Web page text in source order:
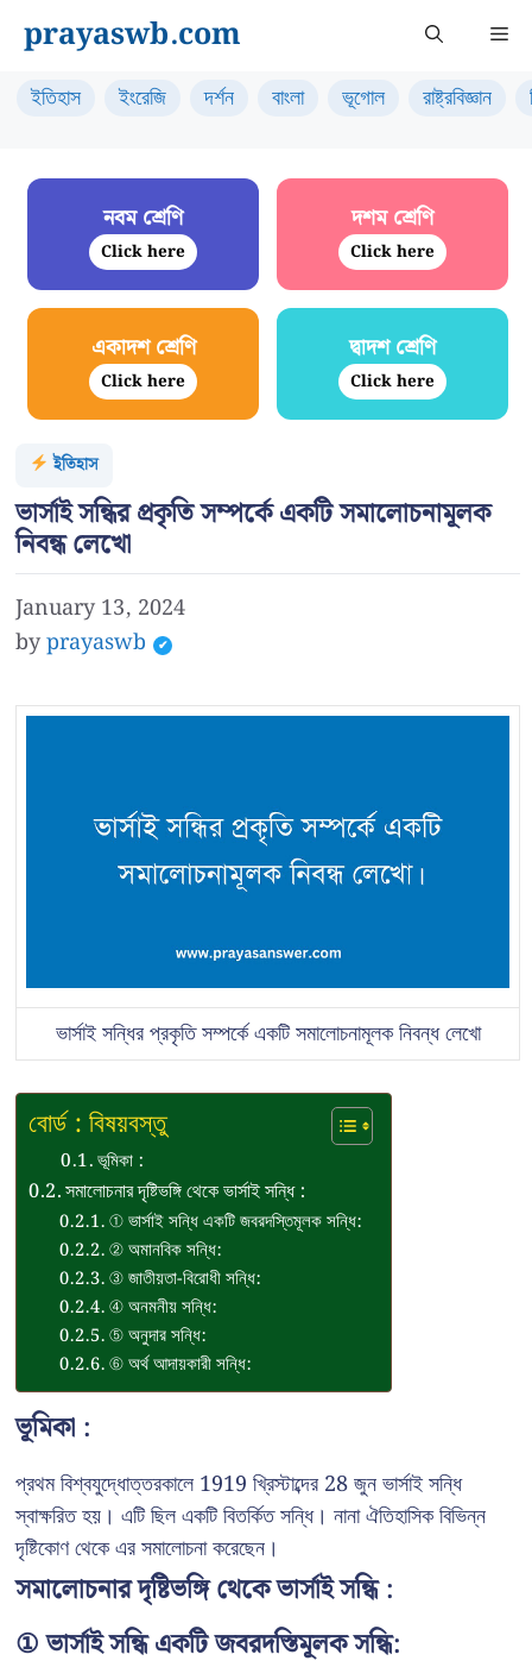
content
prayaswb.com
ইতিহাস ইংরেজি দর্শন বাংলা ভূগোল রাষ্ট্রবিজ্ঞান
নবম শ্রেণি
Click here
দশম শ্রেণি
Click here
একাদশ শ্রেণি
Click here
দ্বাদশ শ্রেণি
Click here
ইতিহাস
ভার্সাই সন্ধির প্রকৃতি সম্পর্কে একটি সমালোচনামূলক
নিবন্ধ লেখো
January 13, 2024
byprayaswb
ভার্সাই সন্ধির প্রকৃতি সম্পর্কে একটি সমালোচনামূলক নিবন্ধ লেখো
বোর্ড : বিষয়বস্তু
ভূমিকা :
সমালোচনার দৃষ্টিভঙ্গি থেকে ভার্সাই সন্ধি :
① ভার্সাই সন্ধি একটি জবরদস্তিমূলক সন্ধি:
② অমানবিক সন্ধি:
③ জাতীয়তা-বিরোধী সন্ধি:
④ অনমনীয় সন্ধি:
⑤ অনুদার সন্ধি:
⑥ অর্থ আদায়কারী সন্ধি:
ভূমিকা :
প্রথম বিশ্বযুদ্ধোত্তরকালে 1919 খ্রিস্টাব্দের 28 জুন ভার্সাই সন্ধি
স্বাক্ষরিত হয়। এটি ছিল একটি বিতর্কিত সন্ধি। নানা ঐতিহাসিক বিভিন্ন
দৃষ্টিকোণ থেকে এর সমালোচনা করেছেন।
সমালোচনার দৃষ্টিভঙ্গি থেকে ভার্সাই সন্ধি :
① ভার্সাই সন্ধি একটি জবরদস্তিমূলক সন্ধি: